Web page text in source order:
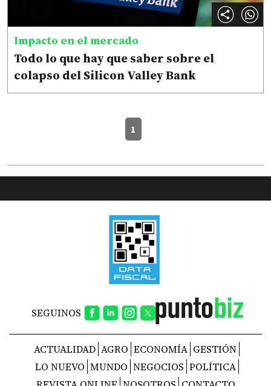
Impacto en el mercado
Todo lo que hay que saber sobre el
colapso del Silicon Valley Bank
1
SEGUINOS
ACTUALIDAD AGRO ECONOMÍA GESTIÓN
LO NUEVO MUNDO NEGOCIOS POLÍTICA